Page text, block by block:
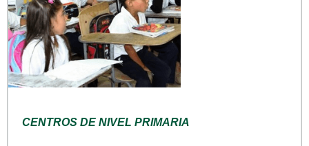
CENTROS DE NIVEL PRIMARIA